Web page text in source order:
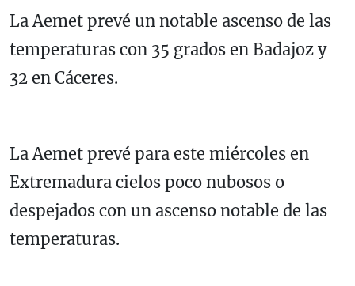
La Aemet prevé un notable ascenso de las
temperaturas con 35 grados en Badajoz y
32 en Cáceres.
La Aemet prevé para este miércoles en
Extremadura cielos poco nubosos o
despejados con un ascenso notable de las
temperaturas.